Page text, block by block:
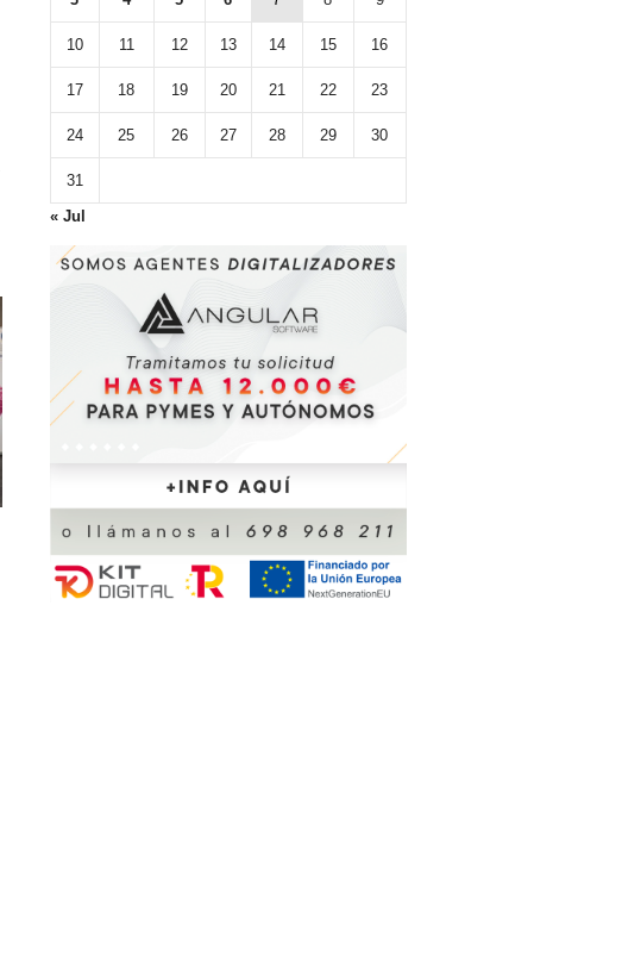
10 11 12 13 14 15 16
17 18 19 20 21 22 23
24 25 26 27 28 29 30
31
« Jul